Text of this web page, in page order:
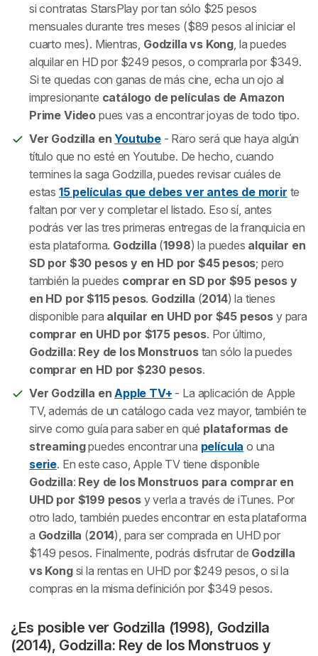
si contratas StarsPlay por tan sólo $25 pesos
mensuales durante tres meses ($89 pesos al iniciar el
cuarto mes). Mientras, Godzilla vs Kong, la puedes
alquilar en HD por $249 pesos, o comprarla por $349.
Si te quedas con ganas de más cine, echa un ojo al
impresionante catálogo de películas de Amazon
Prime Video pues vas a encontrar joyas de todo tipo.
Ver Godzilla en Youtube - Raro será que haya algún
título que no esté en Youtube. De hecho, cuando
termines la saga Godzilla, puedes revisar cuáles de
estas 15 películas que debes ver antes de morir te
faltan por ver y completar el listado. Eso sí, antes
podrás ver las tres primeras entregas de la franquicia en
esta plataforma. Godzilla (1998) la puedes alquilar en
SD por $30 pesos y en HD por $45 pesos; pero
también la puedes comprar en SD por $95 pesos y
en HD por $115 pesos. Godzilla (2014) la tienes
disponible para alquilar en UHD por $45 pesos y para
comprar en UHD por $175 pesos. Por último,
Godzilla: Rey de los Monstruostan sólo la puedes
comprar en HD por $230 pesos.
Ver Godzilla enApple TV+ - La aplicación de Apple
TV, además de un catálogo cada vez mayor, también te
sirve como guía para saber en qué plataformas de
streamingpuedes encontrar una película o una
serie. En este caso, Apple TV tiene disponible
Godzilla: Rey de los Monstruos para comprar en
UHD por $199 pesos y verla a través de iTunes. Por
otro lado, también puedes encontrar en esta plataforma
a Godzilla (2014), para ser comprada en UHD por
$149 pesos. Finalmente, podrás disfrutar de Godzilla
vs Kongsi la rentas en UHD por $249 pesos, o si la
compras en la misma definición por $349 pesos.
¿Es posible ver Godzilla (1998), Godzilla
(2014), Godzilla: Rey de los Monstruos y